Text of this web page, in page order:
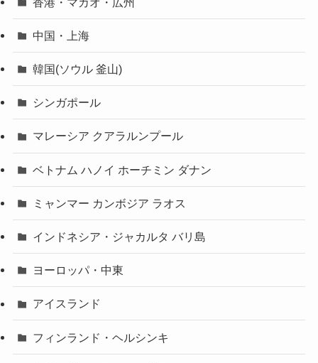
中国・上海
韓国(ソウル 釜山)
シンガポール
マレーシア クアラルンプール
ベトナム ハノイ ホーチミン ダナン
ミャンマー カンボジア ラオス
インドネシア・ジャカルタ バリ島
ヨーロッパ・中東
アイスランド
フィンランド・ヘルシンキ